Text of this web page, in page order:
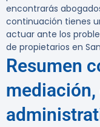
encontrarás
continuación tienes
actuar ante los
de propietarios en
Resumen